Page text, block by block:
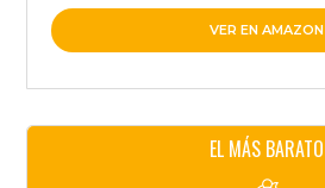
VER EN AMAZON
EL MÁS BARATO